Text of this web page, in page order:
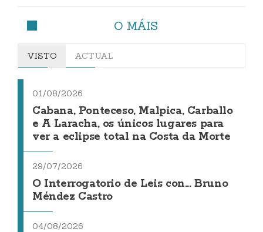
O MÁIS
VISTO ACTUAL
01/08/2026
Cabana, Ponteceso, Malpica, Carballo
e A Laracha, os únicos lugares para
ver a eclipse total na Costa da Morte
29/07/2026
O Interrogatorio de Leis con... Bruno
Méndez Castro
04/08/2026